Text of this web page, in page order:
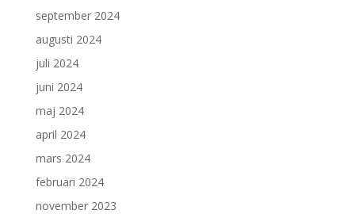
september 2024
augusti 2024
juli 2024
juni 2024
maj 2024
april 2024
mars 2024
februari 2024
november 2023